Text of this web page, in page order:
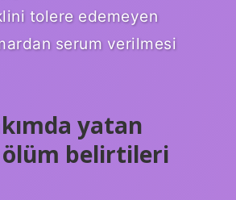
tolere edemeyen
serum verilmesi
yatan
ölüm belirtileri